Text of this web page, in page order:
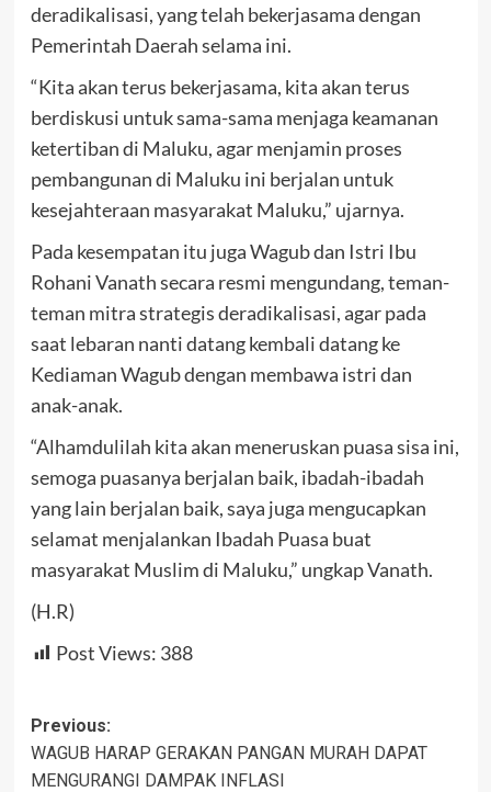
deradikalisasi, yang telah bekerjasama dengan
Pemerintah Daerah selama ini.
“Kita akan terus bekerjasama, kita akan terus
berdiskusi untuk sama-sama menjaga keamanan
ketertiban di Maluku, agar menjamin proses
pembangunan di Maluku ini berjalan untuk
kesejahteraan masyarakat Maluku,” ujarnya.
Pada kesempatan itu juga Wagub dan Istri Ibu
Rohani Vanath secara resmi mengundang, teman-
teman mitra strategis deradikalisasi, agar pada
saat lebaran nanti datang kembali datang ke
Kediaman Wagub dengan membawa istri dan
anak-anak.
“Alhamdulilah kita akan meneruskan puasa sisa ini,
semoga puasanya berjalan baik, ibadah-ibadah
yang lain berjalan baik, saya juga mengucapkan
selamat menjalankan Ibadah Puasa buat
masyarakat Muslim di Maluku,” ungkap Vanath.
(H.R)
Post Views: 388
Post
navigation
Previous:
WAGUB HARAP GERAKAN PANGAN MURAH DAPAT
MENGURANGI DAMPAK INFLASI